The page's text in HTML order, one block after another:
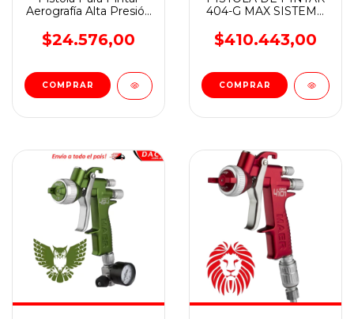
Aerografía Alta Presión
$24.576,00
404-G MAX SISTEMA
$410.443,00
COMPRAR